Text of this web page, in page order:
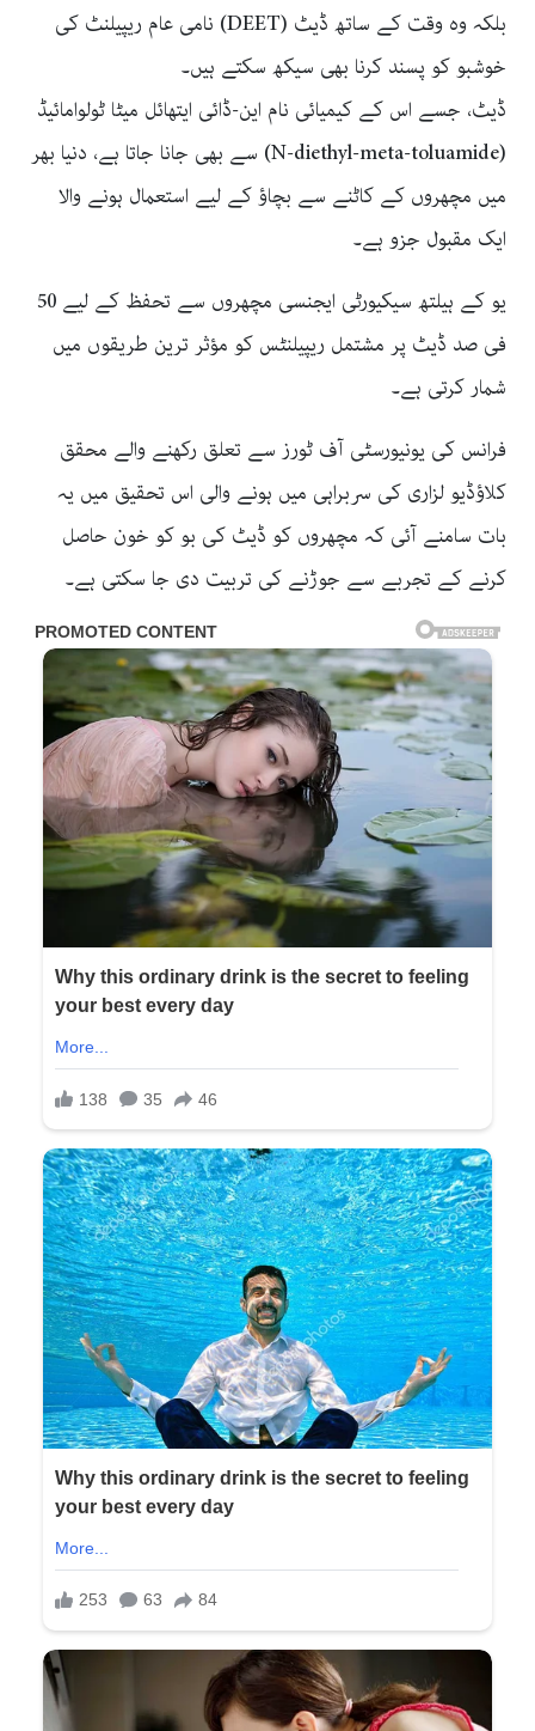
بلکہ وہ وقت کے ساتھ ڈیٹ (DEET) نامی عام ریپیلنٹ کی
خوشبو کو پسند کرنا بھی سیکھ سکتے ہیں۔
ڈیٹ، جسے اس کے کیمیائی نام این-ڈائی ایتھائل میٹا ٹولوامائیڈ
(N-diethyl-meta-toluamide) سے بھی جانا جاتا ہے، دنیا بھر
میں مچھروں کے کاٹنے سے بچاؤ کے لیے استعمال ہونے والا
ایک مقبول جزو ہے۔
یو کے ہیلتھ سیکیورٹی ایجنسی مچھروں سے تحفظ کے لیے 50
فی صد ڈیٹ پر مشتمل ریپیلنٹس کو مؤثر ترین طریقوں میں
شمار کرتی ہے۔
فرانس کی یونیورسٹی آف ٹورز سے تعلق رکھنے والے محقق
کلاؤڈیو لزاری کی سربراہی میں ہونے والی اس تحقیق میں یہ
بات سامنے آئی کہ مچھروں کو ڈیٹ کی بو کو خون حاصل
کرنے کے تجربے سے جوڑنے کی تربیت دی جا سکتی ہے۔